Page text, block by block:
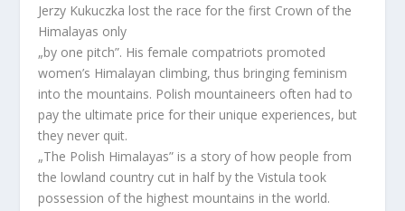
Jerzy Kukuczka lost the race for the first Crown of the
Himalayas only
„by one pitch”. His female compatriots promoted
women’s Himalayan climbing, thus bringing feminism
into the mountains. Polish mountaineers often had to
pay the ultimate price for their unique experiences, but
they never quit.
„The Polish Himalayas” is a story of how people from
the lowland country cut in half by the Vistula took
possession of the highest mountains in the world.